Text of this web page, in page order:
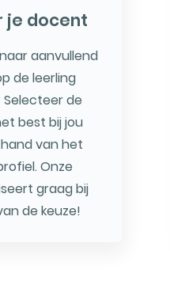
je docent
aanvullend
de leerling
de
best bij jou
van het
Onze
graag bij
de keuze!